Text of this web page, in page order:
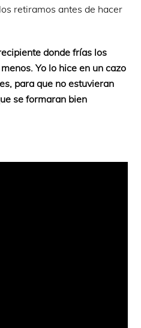
retiramos antes de hacer
donde frías los
Yo lo hice en un cazo
para que no estuvieran
se formaran bien